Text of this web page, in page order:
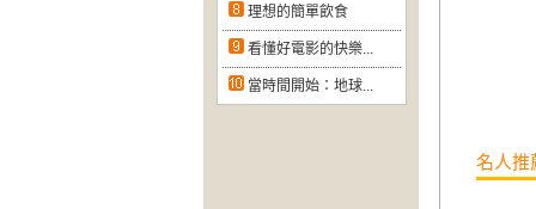
理想的簡單飲食
看懂好電影的快樂...
當時間開始：地球...
名人推